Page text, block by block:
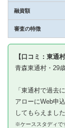
融資額
審査の特徴
【口コミ：東通
青森東通村・29
「東通村で過去
アローにWeb申
してもらえました
※ケーススタディで